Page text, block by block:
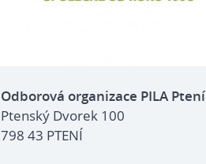
Odborová organizace PILA Ptení
Ptenský Dvorek 100
798 43 PTENÍ